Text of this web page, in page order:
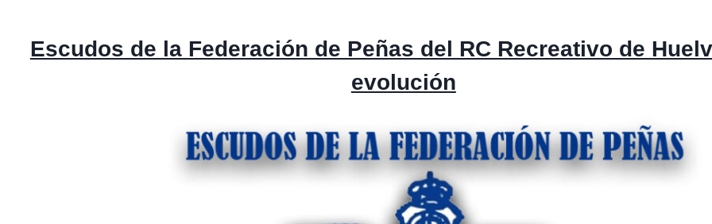
Escudos de la Federación de Peñas del RC Recreativo de
evolución